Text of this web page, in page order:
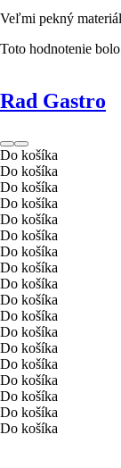
Veľmi pekný
Toto hodnotenie
Rad Gastro
Do košíka
Do košíka
Do košíka
Do košíka
Do košíka
Do košíka
Do košíka
Do košíka
Do košíka
Do košíka
Do košíka
Do košíka
Do košíka
Do košíka
Do košíka
Do košíka
Do košíka
Do košíka